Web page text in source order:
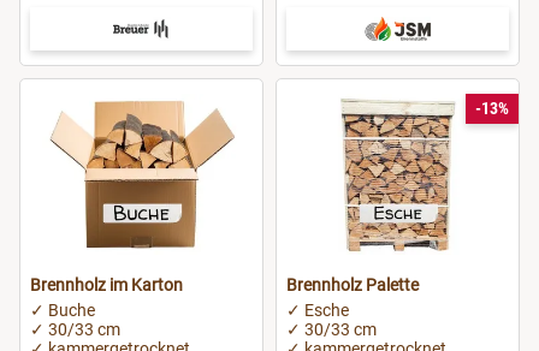
Brennholz im Karton
✓ Buche
✓ 30/33 cm
-13%
Brennholz Palette
✓ Esche
✓ 30/33 cm